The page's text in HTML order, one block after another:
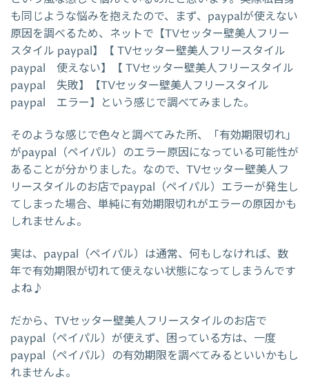
も同じような悩みを抱えたので、まず、paypalが使えない
原因を調べるため、ネットで【TVセッター壁美人フリー
スタイル paypal】【 TVセッター壁美人フリースタイル
paypal 使えない】【 TVセッター壁美人フリースタイル
paypal 失敗】【TVセッター壁美人フリースタイル
paypal エラー】という感じで調べてみました。
そのような感じで色々と調べてみた所、「有効期限切れ」
がpaypal（ペイパル）のエラー原因になっている可能性が
あることが分かりました。なので、TVセッター壁美人フ
リースタイルのお店でpaypal（ペイパル）エラーが発生し
てしまった場合、単純に有効期限切れがエラーの原因かも
しれませんよ。
実は、paypal（ペイパル）は通常、何もしなければ、数
年で有効期限が切れて使えない状態になってしまうんです
よね♪
だから、TVセッター壁美人フリースタイルのお店で
paypal（ペイパル）が使えず、困っている方は、一度
paypal（ペイパル）の有効期限を調べてみるといいかもし
れませんよ。